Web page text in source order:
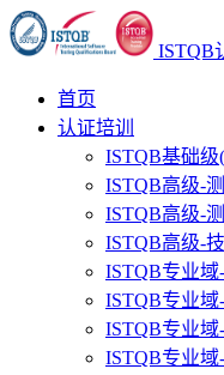
ISTQB
首页
认证培训
ISTQB基础级
ISTQB高级-
ISTQB高级-
ISTQB高级-
ISTQB专业
ISTQB专业
ISTQB专业
ISTQB专业